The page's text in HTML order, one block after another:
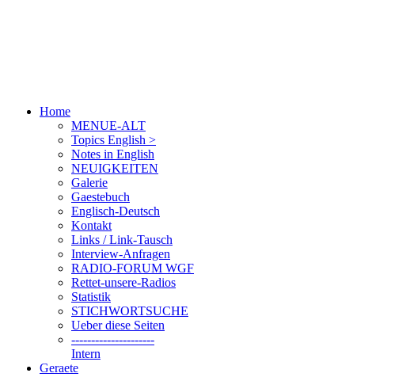
Home
MENUE-ALT
Topics English >
Notes in English
NEUIGKEITEN
Galerie
Gaestebuch
Englisch-Deutsch
Kontakt
Links / Link-Tausch
Interview-Anfragen
RADIO-FORUM WGF
Rettet-unsere-Radios
Statistik
STICHWORTSUCHE
Ueber diese Seiten
---------------------
Intern
Geraete